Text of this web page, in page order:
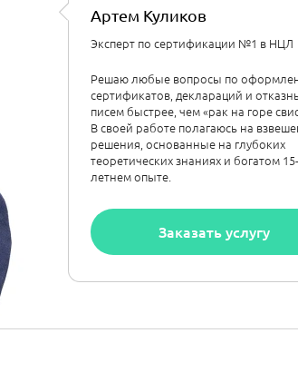
Артем Куликов
Эксперт по сертификации №1 в НЦЛ
Решаю любые вопросы по
сертификатов, деклараций и
писем быстрее, чем «рак на горе
В своей работе полагаюсь на
решения, основанные на глубоких
теоретических знаниях и богатом 15-
летнем опыте.
Заказать услугу